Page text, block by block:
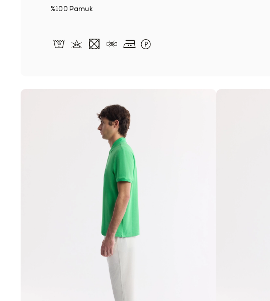
%100 Pamuk